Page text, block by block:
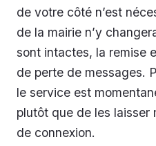
de votre côté n’est
de la mairie n’y
sont intactes, la remise
de perte de messages.
le service est
plutôt que de les laisser
de connexion.